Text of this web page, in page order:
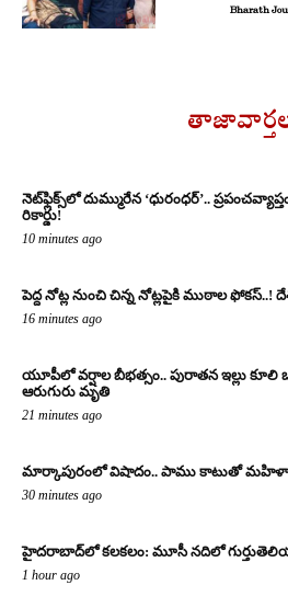
Bharath
నెట్‌ఫ్లిక్స్‌లో దుమ్మురేన ‘ధురంధర్’..
రికార్డు!
10 minutes ago
పెద్ద నోట్ల నుంచి చిన్న నోట్లపైకి ముఠాల ఫోకస్..!
16 minutes ago
యూపీలో వర్షాల బీభత్సం.. పురాతన ఇల్లు కూలి
ఆరుగురు మృతి
21 minutes ago
మార్కాపురంలో విషాదం.. పాము కాటుతో మహిళా
30 minutes ago
హైదరాబాద్‌లో కలకలం: మూసీ నదిలో
1 hour ago